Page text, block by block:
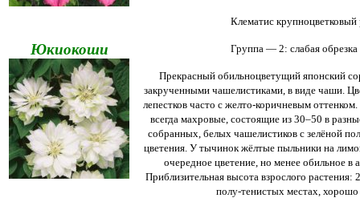
Юкиокоши
Клематис
Группа — 2: слабая обрезка
Прекрасный обильноцветущий японский
закрученными чашелистиками, в виде чаши.
лепестков часто с желто-коричневым
всегда махровые, состоящие из 30–50 в
собранных, белых чашелистиков с зелёной
цветения. У тычинок жёлтые пыльники на
очередное цветение, но менее обильное в
Приблизительная высота взрослого
полу-тенистых местах,